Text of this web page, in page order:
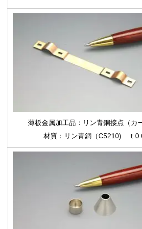
薄板金属加工品 ：リン青銅接点（カ
材質：リン青銅（C5210) ｔ